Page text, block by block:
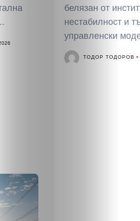
Светско
Малки
Search
белязан от
нестабилност и
управленски
ТОДОР ТОДОРОВ